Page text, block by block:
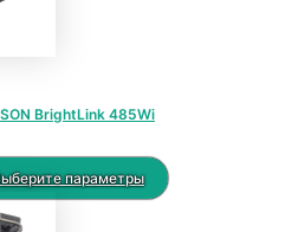
BrightLink 485Wi
параметры
Этот